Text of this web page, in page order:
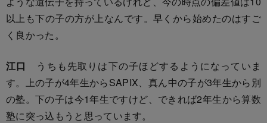
以上も下の子の方が上なんです。早くから始めたのはすご
く良かった。
江口
うちも先取りは下の子ほどするようになっていま
す。上の子が4年生からSAPIX、真ん中の子が3年生から別
の塾。下の子は今1年生ですけど、できれば2年生から算数
塾に突っ込もうと思っています。